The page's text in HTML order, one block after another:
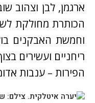
ארגמן, לבן וצהוב
הכותרת מחולקת
וחמשת האבקנים
ריחניים ועשירים
הפירות – ענבות